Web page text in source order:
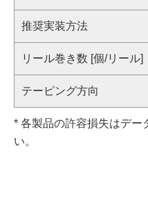
推奨実装方法
リール巻き数 [個/リール]
テーピング方向
* 各製品の許容損失はデー
い。